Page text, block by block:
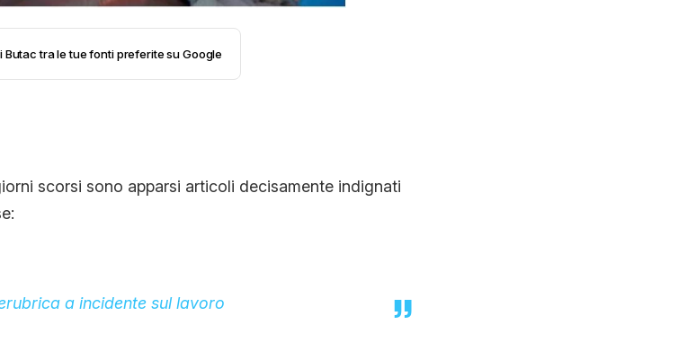
Butac tra le tue fonti preferite su Google
scorsi sono apparsi articoli decisamente indignati
a incidente sul lavoro